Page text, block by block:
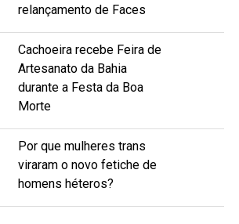
relançamento de Faces
Cachoeira recebe Feira de
Artesanato da Bahia
durante a Festa da Boa
Morte
Por que mulheres trans
viraram o novo fetiche de
homens héteros?